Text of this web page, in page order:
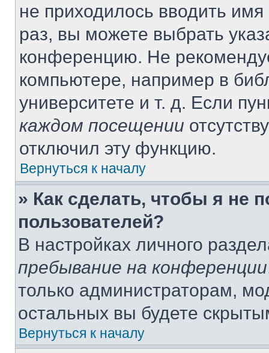
не приходилось вводить
раз, вы можете выбрать
конференцию. Не
компьютере, например в
университете и т. д. Если
каждом посещении
отключил эту функцию.
Вернуться к началу
» Как сделать, чтобы я не
пользователей?
В настройках личного
пребывание на конференции
только администраторам,
остальных вы будете
Вернуться к началу